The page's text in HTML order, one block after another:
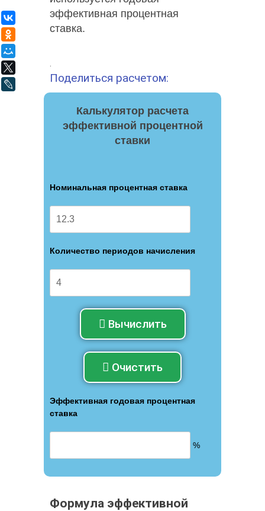
эффективная процентная
ставка.
Поделиться расчетом:
Калькулятор расчета
эффективной процентной
ставки
Номинальная процентная ставка
Количество периодов начисления
Вычислить
Очистить
Эффективная годовая процентная
ставка
%
Формула эффективной
ВКонтакте
Одноклассники
LiveJournal